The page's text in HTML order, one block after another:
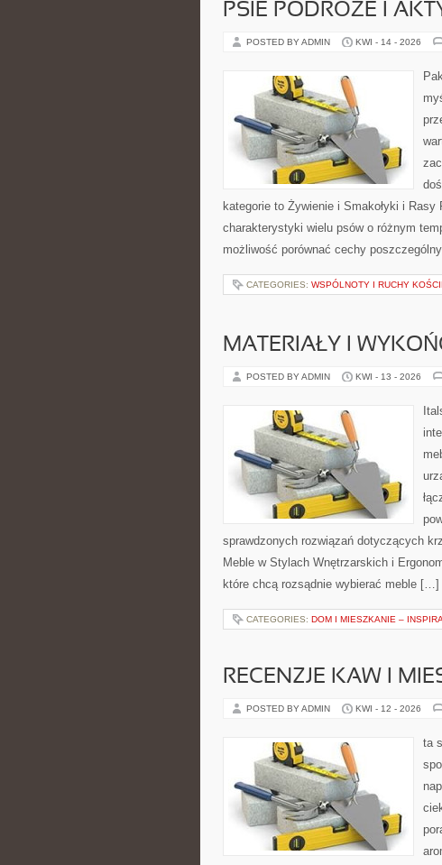
PSIE PODRÓŻE I
POSTED BY ADMIN KWI - 14 - 2026
kategorie to Żywienie i Smakołyki i
charakterystyki wielu psów o różnym
możliwość porównać cechy
CATEGORIES: WSPÓLNOTY I RUCHY
MATERIAŁY I
POSTED BY ADMIN KWI - 13 - 2026
sprawdzonych rozwiązań dotyczących
Meble w Stylach Wnętrzarskich i
które chcą rozsądnie wybierać meble […]
CATEGORIES: DOM I MIESZKANIE –
RECENZJE KAW I
POSTED BY ADMIN KWI - 12 - 2026
ta